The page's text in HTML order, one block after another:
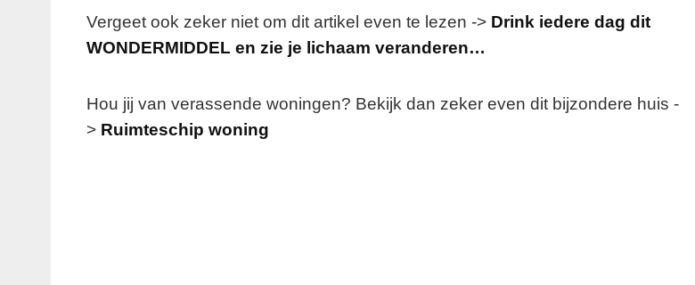
Vergeet ook zeker niet om dit artikel even te lezen -> Drink iedere dag dit
WONDERMIDDEL en zie je lichaam veranderen…
Hou jij van verassende woningen? Bekijk dan zeker even dit bijzondere huis -
> Ruimteschip woning